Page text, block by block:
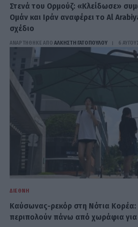
Στενά του Ορμούζ: «Κλείδωσε»
Ομάν και Ιράν αναφέρει το Al
σχέδιο
ΑΝΑΡΤΗΘΗΚΕ ΑΠΟ ΆΛΚΗΣΤΗ ΓΑΤΟΠΟΎΛΟΥ 6
ΔΙΕΘΝΉ
Καύσωνας-ρεκόρ στη Νότια Κορέα:
περιπολούν πάνω από χωράφια